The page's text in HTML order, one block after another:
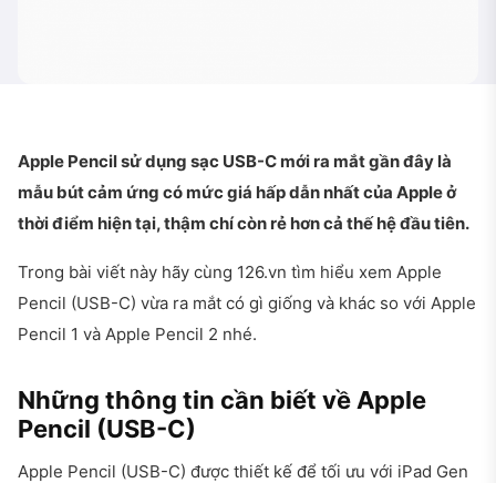
Apple Pencil sử dụng sạc USB-C mới ra mắt gần đây là
mẫu bút cảm ứng có mức giá hấp dẫn nhất của Apple ở
thời điểm hiện tại, thậm chí còn rẻ hơn cả thế hệ đầu tiên.
Trong bài viết này hãy cùng 126.vn tìm hiểu xem Apple
Pencil (USB-C) vừa ra mắt có gì giống và khác so với Apple
Pencil 1 và Apple Pencil 2 nhé.
Những thông tin cần biết về Apple
Pencil (USB-C)
Apple Pencil (USB-C) được thiết kế để tối ưu với iPad Gen